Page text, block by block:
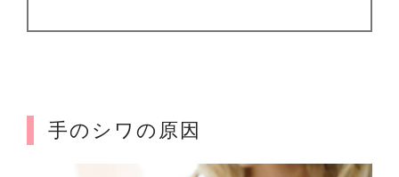
手のシワの原因